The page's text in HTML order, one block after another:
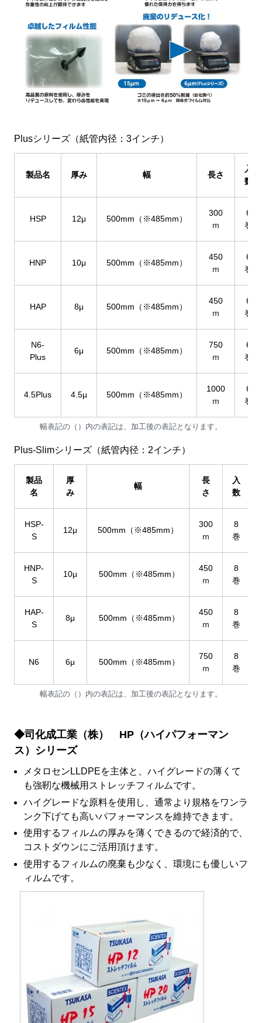
Plusシリーズ（紙管内径：3インチ）
製品名 厚み 幅 長さ
入
数
HSP 12μ 500mm（※485mm）
300
ｍ
6
巻
HNP 10μ 500mm（※485mm）
450
ｍ
6
巻
HAP 8μ 500mm（※485mm）
450
ｍ
6
巻
N6-
Plus
6μ 500mm（※485mm）
750
ｍ
6
巻
4.5Plus 4.5μ 500mm（※485mm）
1000
ｍ
6
巻
幅表記の（）内の表記は、加工後の表記となります。
Plus-Slimシリーズ（紙管内径：2インチ）
製品
名
厚
み
幅
長
さ
入
数
HSP-
S
12μ 500mm（※485mm）
300
ｍ
8
巻
HNP-
S
10μ 500mm（※485mm）
450
ｍ
8
巻
HAP-
S
8μ 500mm（※485mm）
450
ｍ
8
巻
N6 6μ 500mm（※485mm）
750
ｍ
8
巻
幅表記の（）内の表記は、加工後の表記となります。
◆司化成工業（株） HP（ハイパフォーマン
ス）シリーズ
メタロセンLLDPEを主体と、ハイグレードの薄くて
も強靭な機械用ストレッチフィルムです。
ハイグレードな原料を使用し、通常より規格をワンラ
ンク下げても高いパフォーマンスを維持できます。
使用するフィルムの厚みを薄くできるので経済的で、
コストダウンにご活用頂けます。
使用するフィルムの廃棄も少なく、環境にも優しいフ
ィルムです。